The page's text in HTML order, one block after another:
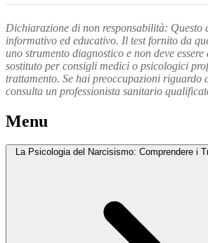
Dichiarazione di non responsabilità: Questo
informativo ed educativo. Il test fornito da
uno strumento diagnostico e non deve
sostituto per consigli medici o psicologici
trattamento. Se hai preoccupazioni riguardo
consulta un professionista sanitario
Menu
La Psicologia del Narcisismo: Comprendere i